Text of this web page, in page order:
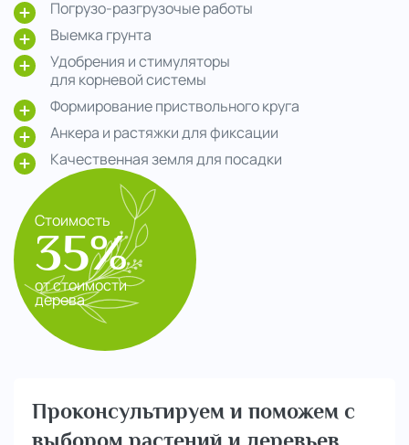
Погрузо-разгрузочые работы
Выемка грунта
Удобрения и стимуляторы
для корневой системы
Формирование приствольного круга
Анкера и растяжки для фиксации
Качественная земля для посадки
Стоимость
35%
от стоимости
дерева
Проконсультируем и поможем с